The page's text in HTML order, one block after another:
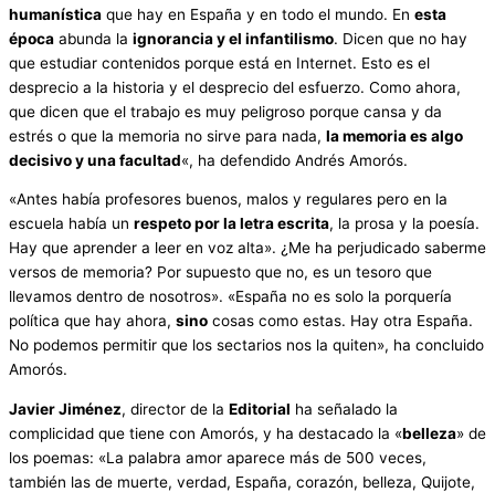
humanística que hay en España y en todo el mundo. En esta
época abunda la ignorancia y el infantilismo. Dicen que no hay
que estudiar contenidos porque está en Internet. Esto es el
desprecio a la historia y el desprecio del esfuerzo. Como ahora,
que dicen que el trabajo es muy peligroso porque cansa y da
estrés o que la memoria no sirve para nada, la memoria es algo
decisivo y una facultad«, ha defendido Andrés Amorós.
«Antes había profesores buenos, malos y regulares pero en la
escuela había un respeto por la letra escrita, la prosa y la poesía.
Hay que aprender a leer en voz alta». ¿Me ha perjudicado saberme
versos de memoria? Por supuesto que no, es un tesoro que
llevamos dentro de nosotros». «España no es solo la porquería
política que hay ahora, sino cosas como estas. Hay otra España.
No podemos permitir que los sectarios nos la quiten», ha concluido
Amorós.
Javier Jiménez, director de la Editorial ha señalado la
complicidad que tiene con Amorós, y ha destacado la «belleza» de
los poemas: «La palabra amor aparece más de 500 veces,
también las de muerte, verdad, España, corazón, belleza, Quijote,